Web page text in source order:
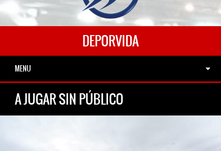
DEPORVIDA
MENU
A JUGAR SIN PÚBLICO